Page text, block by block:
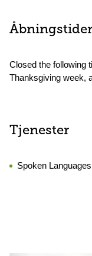
Åbningstider
Closed the following
Thanksgiving week,
Tjenester
Spoken